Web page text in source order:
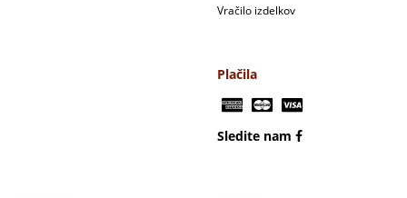
Vračilo izdelkov
Plačila
Sledite nam